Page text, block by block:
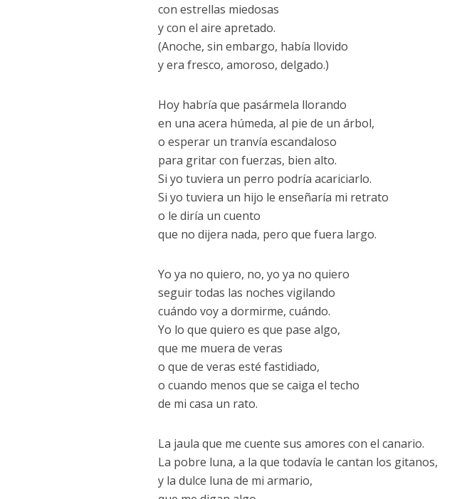
con estrellas miedosas
y con el aire apretado.
(Anoche, sin embargo, había llovido
y era fresco, amoroso, delgado.)
Hoy habría que pasármela llorando
en una acera húmeda, al pie de un árbol,
o esperar un tranvía escandaloso
para gritar con fuerzas, bien alto.
Si yo tuviera un perro podría acariciarlo.
Si yo tuviera un hijo le enseñaría mi retrato
o le diría un cuento
que no dijera nada, pero que fuera largo.
Yo ya no quiero, no, yo ya no quiero
seguir todas las noches vigilando
cuándo voy a dormirme, cuándo.
Yo lo que quiero es que pase algo,
que me muera de veras
o que de veras esté fastidiado,
o cuando menos que se caiga el techo
de mi casa un rato.
La jaula que me cuente sus amores con el canario.
La pobre luna, a la que todavía le cantan los gitanos,
y la dulce luna de mi armario,